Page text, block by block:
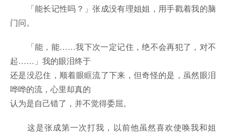
「能长记性吗？」张成没有理姐姐，用手戳着我的脑
门问。
「能，能……我下次一定记住，绝不会再犯了，对不
起……」我的眼泪终于
还是没忍住，顺着眼眶流了下来，但奇怪的是，虽然眼泪
哗哗的流，心里却真的
认为是自己错了，并不觉得委屈。
这是张成第一次打我，以前他虽然喜欢使唤我和姐